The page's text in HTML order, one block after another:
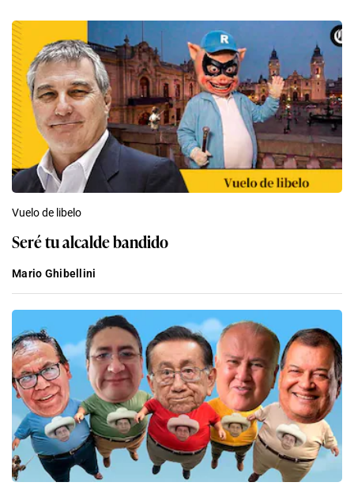
Vuelo de libelo
Seré tu alcalde bandido
Mario Ghibellini